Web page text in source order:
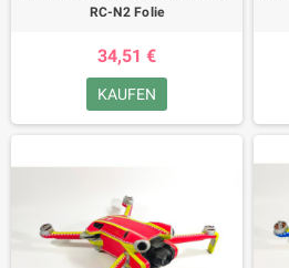
RC-N2 Folie
34,51 €
KAUFEN